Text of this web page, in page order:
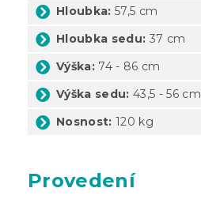
Hloubka: 57,5 cm
Hloubka sedu: 37 cm
Výška: 74 - 86 cm
Výška sedu: 43,5 - 56 cm
Nosnost: 120 kg
Provedení